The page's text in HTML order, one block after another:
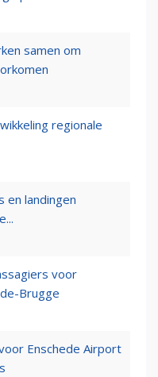
samen om
regionale
en landingen
voor
Brugge
Enschede Airport